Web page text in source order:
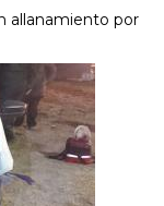
allanamiento por